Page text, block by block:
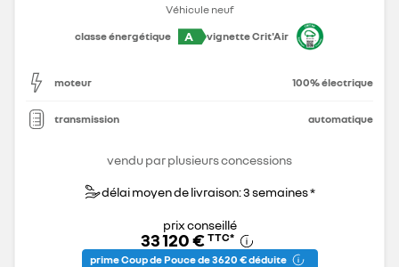
Véhicule neuf
classe énergétique
A vignette Crit'Air
moteur 100% électrique
transmission automatique
vendu par plusieurs concessions
délai moyen de livraison: 3 semaines *
prix conseillé
33 120 € TTC*
prime Coup de Pouce de 3 620 € déduite